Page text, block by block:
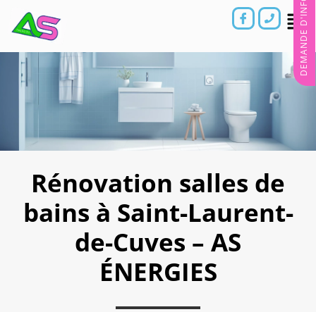
Rénovation salles de
bains à Saint-Laurent-
de-Cuves – AS
ÉNERGIES